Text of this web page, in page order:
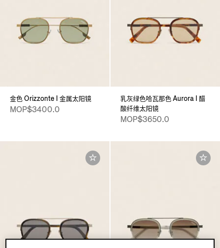
金色 Orizzonte I 金属太阳镜
MOP$3400.0
乳灰绿色哈瓦那色 Aurora I 醋
酸纤维太阳镜
MOP$3650.0